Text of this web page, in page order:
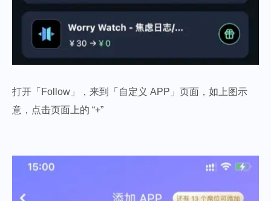
打开「Follow」，来到「自定义 APP」页面，如上图示
意，点击页面上的 “+”